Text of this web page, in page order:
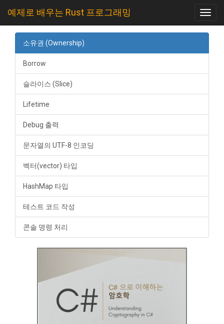
예제로 배우는 Rust 프로그래밍
소유권 (Ownership)
Borrow
슬라이스 (Slice)
Lifetime
Debug 출력
문자열의 UTF-8 인코딩
벡터(vector) 타입
HashMap 타입
테스트 코드 작성
콘솔 명령 처리